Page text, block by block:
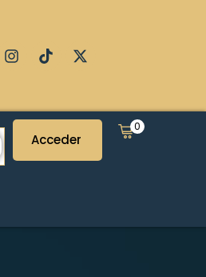
Acceder
0